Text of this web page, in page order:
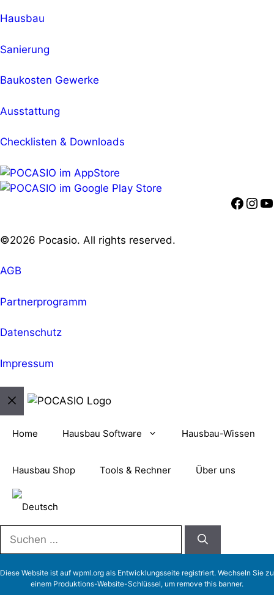
Hausbau
Sanierung
Baukosten Gewerke
Ausstattung
Checklisten & Downloads
©2026 Pocasio. All rights reserved.
AGB
Partnerprogramm
Datenschutz
Impressum
Schließen
Home Hausbau Software Hausbau-Wissen
Hausbau Shop Tools & Rechner Über uns
Suchen
nach:
Diese Website ist auf wpml.org als Entwicklungsseite registriert. Wechseln Sie zu
einem Produktions-Website-Schlüssel, um remove this banner.